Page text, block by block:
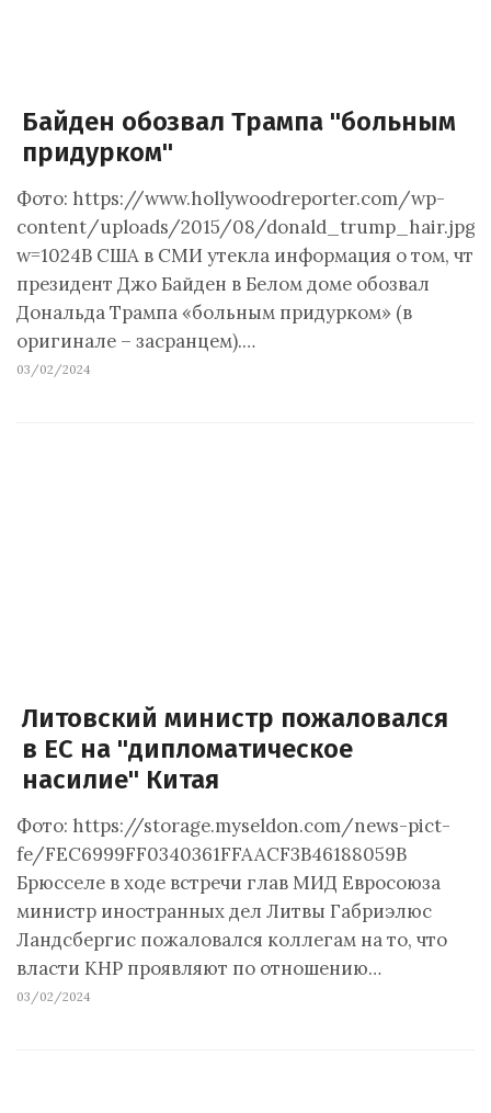
Байден обозвал Трампа "больным
придурком"
Фото: https://www.hollywoodreporter.com/wp-
content/uploads/2015/08/donald_trump_hair.jpg?
w=1024В США в СМИ утекла информация о том, что
президент Джо Байден в Белом доме обозвал
Дональда Трампа «больным придурком» (в
оригинале – зacpaнцeм).…
03/02/2024
Литовский министр пожаловался
в ЕС на "дипломатическое
насилие" Китая
Фото: https://storage.myseldon.com/news-pict-
fe/FEC6999FF0340361FFAACF3B46188059В
Брюсселе в ходе встречи глав МИД Евросоюза
министр иностранных дел Литвы Габриэлюс
Ландсбергис пожаловался коллегам на то, что
власти КНР проявляют по отношению…
03/02/2024